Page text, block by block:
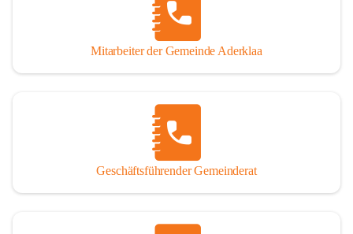
Mitarbeiter der Gemeinde Aderklaa
Geschäftsführender Gemeinderat